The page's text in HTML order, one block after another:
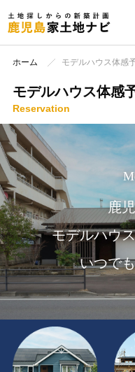
ホーム モデルハウス体感
モデルハウス体感
Reservation
鹿
モデルハウ
いつで